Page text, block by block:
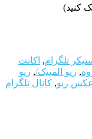
کنید)
تلگرام, اکانت
, ریو المپیک/, ریو
عکس ریو, کانال تلگرام